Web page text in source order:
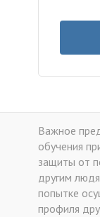
Важное
обучения
защиты от
другим
попытке
профиля